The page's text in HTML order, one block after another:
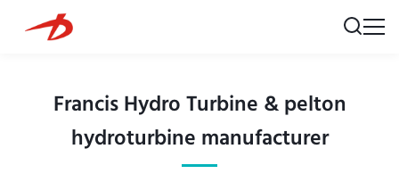
Francis Hydro Turbine & pelton
hydroturbine manufacturer